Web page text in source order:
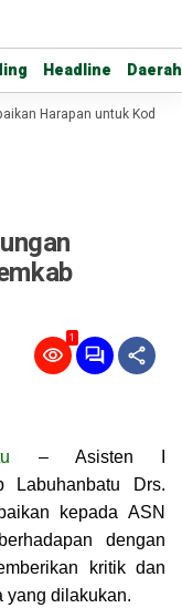
Headline Daerah
Headline Daerah
Harapan untuk Kodim
1
– Asisten I
Labuhanbatu Drs.
kepada ASN
dengan
kritik dan
yang dilakukan.